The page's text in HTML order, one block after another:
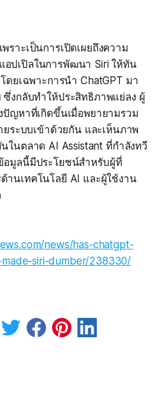
ราะเป็นการเปิดเผยถึงความ
ปเปิลในการพัฒนา Siri ให้ทัน
ดยเฉพาะการนำ ChatGPT มา
ซึ่งกลับทำให้ประสิทธิภาพแย่ลง ผู้
ปัญหาที่เกิดขึ้นเมื่อพยายามรวม
ยระบบเข้าด้วยกัน และเห็นภาพ
ในตลาด AI Assistant ที่กำลังทวี
มูลนี้มีประโยชน์สำหรับผู้ที่
นเทคโนโลยี AI และผู้ใช้งาน
news/has-chatgpt-
siri-dumber/238330/